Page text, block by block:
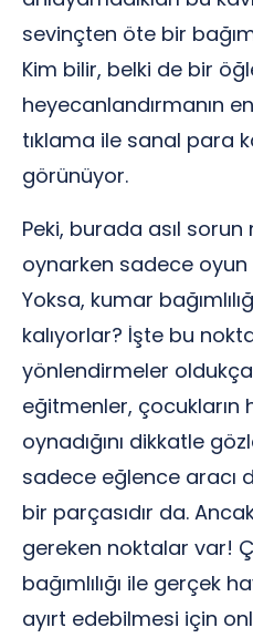
sevinçten öte bir
Kim bilir, belki de bir
heyecanlandırmanın
tıklama ile sanal para
görünüyor.
Peki, burada asıl
oynarken sadece oyun
Yoksa, kumar
kalıyorlar? İşte bu
yönlendirmeler
eğitmenler, çocukların
oynadığını dikkatle
sadece eğlence aracı
bir parçasıdır da.
gereken noktalar var!
bağımlılığı ile gerçek
ayırt edebilmesi için